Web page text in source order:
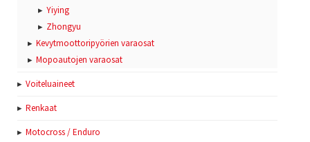
Yiying
Zhongyu
Kevytmoottoripyörien varaosat
Mopoautojen varaosat
Voiteluaineet
Renkaat
Motocross / Enduro